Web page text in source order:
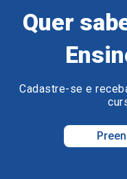
Quer
Cadastre-se e